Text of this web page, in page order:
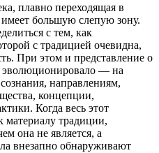
плавно переходящая в
большую слепую зону.
с тем, как
с традицией очевидна,
При этом и представление о
эволюционировало — на
направлениям,
концепции,
Когда весь этот
материалу традиции,
она не является, а
внезапно обнаруживают